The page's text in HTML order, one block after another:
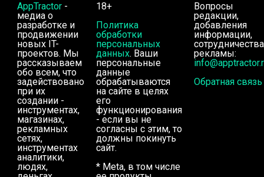
AppTractor-
медиа о
разработке и
продвижении
новых IT-
проектов. Мы
рассказываем
обо всем, что
задействовано
при их
создании -
инструментах,
магазинах,
рекламных
сетях,
инструментах
аналитики,
людях,
18+
Политика
обработки
персональных
данных. Ваши
персональные
данные
обрабатываются
на сайте в целях
его
функционирования
- если вы не
согласны с этим, то
должны покинуть
сайт.
* Meta, в том числе
Вопросы
редакции,
добавления
информации,
рекламы:
Обратная связь